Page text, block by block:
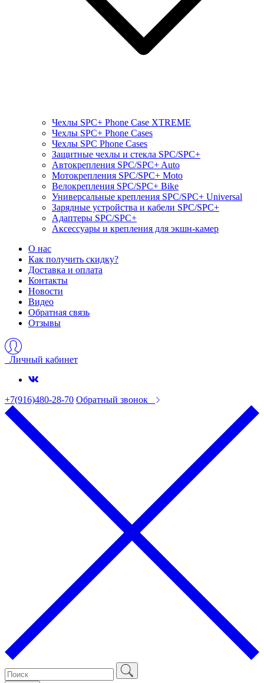
Чехлы SPC+ Phone Case XTREME
Чехлы SPC+ Phone Cases
Чехлы SPС Phone Cases
Защитные чехлы и стекла SPC/SPC+
Автокрепления SPС/SPC+ Auto
Мотокрепления SPС/SPC+ Moto
Велокрепления SPС/SPC+ Bike
Универсальные крепления SPС/SPC+ Universal
Зарядные устройства и кабели SPC/SPC+
Адаптеры SPC/SPC+
Аксессуары и крепления для экшн-камер
О нас
Как получить скидку?
Доставка и оплата
Контакты
Новости
Видео
Обратная связь
Отзывы
Личный кабинет
+7(916)480-28-70 Обратный звонок